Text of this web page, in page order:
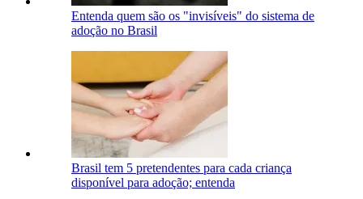
Entenda quem são os "invisíveis" do sistema de
adoção no Brasil
Brasil tem 5 pretendentes para cada criança
disponível para adoção; entenda